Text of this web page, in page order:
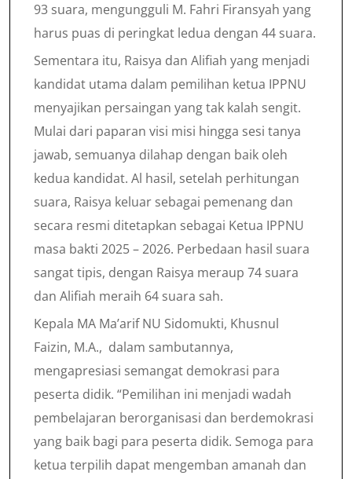
93 suara, mengungguli M. Fahri Firansyah yang
harus puas di peringkat ledua dengan 44 suara.
Sementara itu, Raisya dan Alifiah yang menjadi
kandidat utama dalam pemilihan ketua IPPNU
menyajikan persaingan yang tak kalah sengit.
Mulai dari paparan visi misi hingga sesi tanya
jawab, semuanya dilahap dengan baik oleh
kedua kandidat. Al hasil, setelah perhitungan
suara, Raisya keluar sebagai pemenang dan
secara resmi ditetapkan sebagai Ketua IPPNU
masa bakti 2025 – 2026. Perbedaan hasil suara
sangat tipis, dengan Raisya meraup 74 suara
dan Alifiah meraih 64 suara sah.
Kepala MA Ma’arif NU Sidomukti, Khusnul
Faizin, M.A., dalam sambutannya,
mengapresiasi semangat demokrasi para
peserta didik. “Pemilihan ini menjadi wadah
pembelajaran berorganisasi dan berdemokrasi
yang baik bagi para peserta didik. Semoga para
ketua terpilih dapat mengemban amanah dan